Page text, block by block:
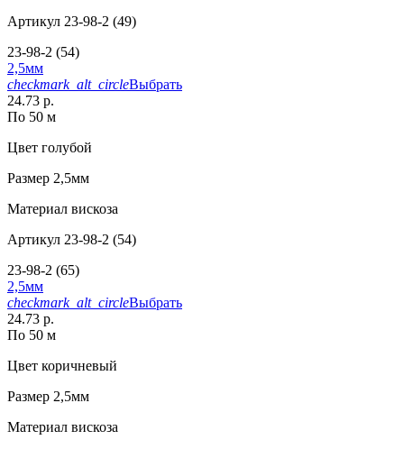
Артикул 23-98-2 (49)
23-98-2 (54)
2,5мм
checkmark_alt_circleВыбрать
24.73 р.
По 50 м
Цвет голубой
Размер 2,5мм
Материал вискоза
Артикул 23-98-2 (54)
23-98-2 (65)
2,5мм
checkmark_alt_circleВыбрать
24.73 р.
По 50 м
Цвет коричневый
Размер 2,5мм
Материал вискоза